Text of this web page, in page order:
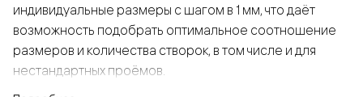
индивидуальные размеры с шагом в 1 мм, что даёт
возможность подобрать оптимальное соотношение
размеров и количества створок, в том числе и для
нестандартных проёмов.